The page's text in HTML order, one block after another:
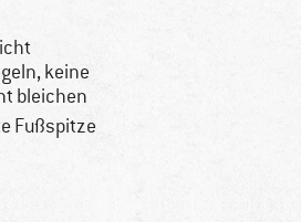
keine
bleichen
Fußspitze